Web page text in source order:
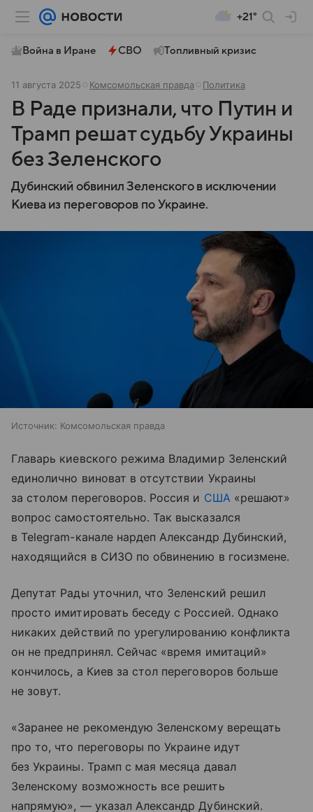
+21°
Война в Иране СВО Топливный кризис
11 августа 2025 Комсомольская правда Политика
В Раде признали, что Путин и
Трамп решат судьбу Украины
без Зеленского
Дубинский обвинил Зеленского в исключении
Киева из переговоров по Украине.
Источник: Комсомольская правда
Главарь киевского режима Владимир Зеленский
единолично виноват в отсутствии Украины
за столом переговоров. Россия и США «решают»
вопрос самостоятельно. Так высказался
в Telegram-канале нардеп Александр Дубинский,
находящийся в СИЗО по обвинению в госизмене.
Депутат Рады уточнил, что Зеленский решил
просто имитировать беседу с Россией. Однако
никаких действий по урегулированию конфликта
он не предпринял. Сейчас «время имитаций»
кончилось, а Киев за стол переговоров больше
не зовут.
«Заранее не рекомендую Зеленскому верещать
про то, что переговоры по Украине идут
без Украины. Трамп с мая месяца давал
Зеленскому возможность все решить
напрямую», — указал Александр Дубинский.